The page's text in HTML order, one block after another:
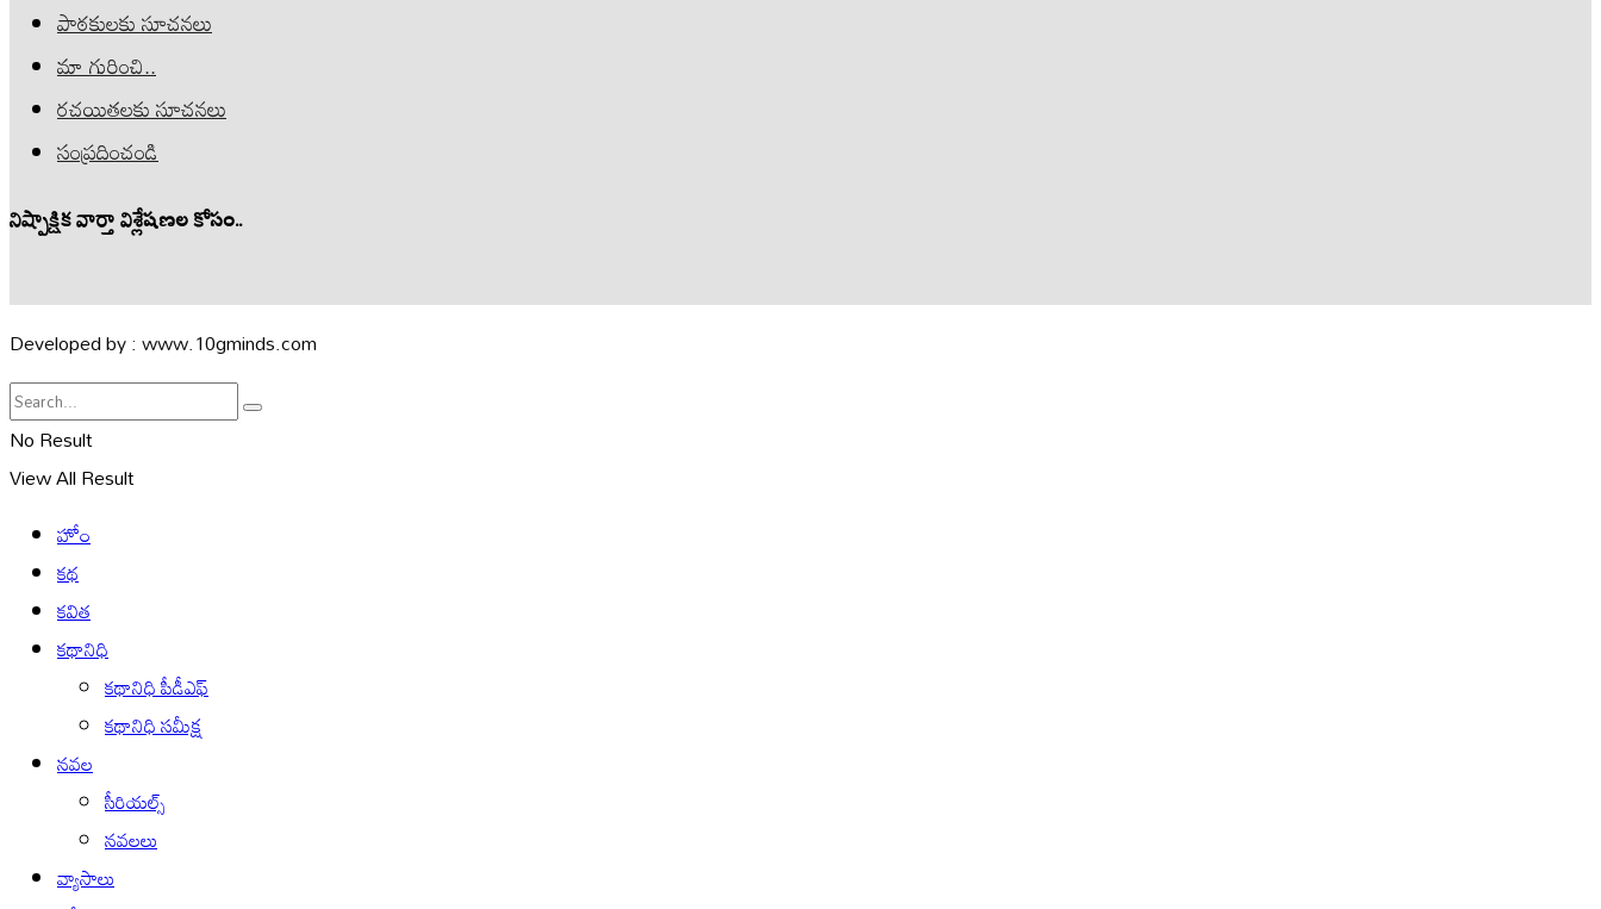
పాఠకులకు సూచనలు
మా గురించి..
రచయితలకు సూచనలు
సంప్రదించండి
నిష్పాక్షిక వార్తా విశ్లేషణల కోసం..
Developed by : www.10gminds.com
No Result
View All Result
హోం
కథ
కవిత
కథానిధి
కథానిధి పీడీఎఫ్
కథానిధి సమీక్ష
నవల
సీరియల్స్
నవలలు
వ్యాసాలు